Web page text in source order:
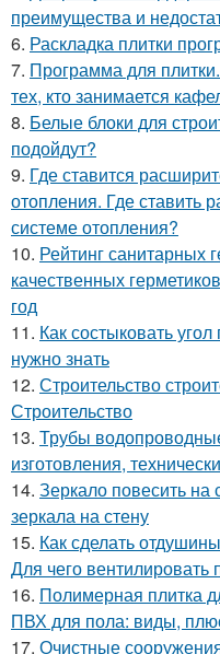
преимущества и
6. Раскладка плитки
7. Программа для
тех, кто занимается
8. Белые блоки для
подойдут?
9. Где ставится
отопления. Где ставить
системе отопления?
10. Рейтинг санитарных
качественных
год
11. Как состыковать
нужно знать
12. Строительство
Строительство
13. Трубы
изготовления,
14. Зеркало повесить
зеркала на стену
15. Как сделать
Для чего вентилировать
16. Полимерная плитка
ПВХ для пола: виды,
17. Очистные